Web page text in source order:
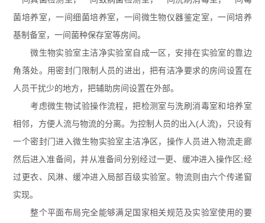
菌培养室，一间细菌培养室，一间微生物仪器鉴定室，一间培养
基制备室，一间菌种保存室等房间。
微生物实验室主洁净实验室自成一区，安排在实验室的靠边
角落处。用密封门限制人员的进出，把有洁净要求的房间设置在
人员干扰少的地方，把辅助房间设置在外部。
考虑微生物试验操作流程，把检测室与洗刷消毒室和培养室
相邻，方便人流与物流的分离。为控制人员的出入(人流)，只设有
一个密封门进入微生物实验室主洁净区，操作人员进入物流走廊
然后进入准备间，并从准备间分别经过一更、缓冲进入操作区;经
过更衣、风淋、缓冲进入局部百级实验室。物流则由六个传递窗
实现。
整个平面布局完全能够满足国家相关规范及实验室使用的要